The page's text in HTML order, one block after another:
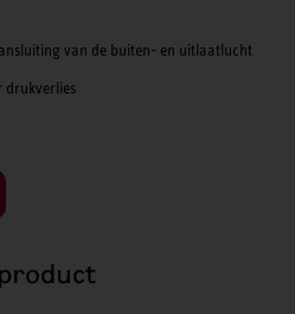
van de buiten- en uitlaatlucht
drukverlies